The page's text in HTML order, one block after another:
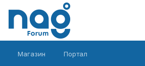
Магазин Портал